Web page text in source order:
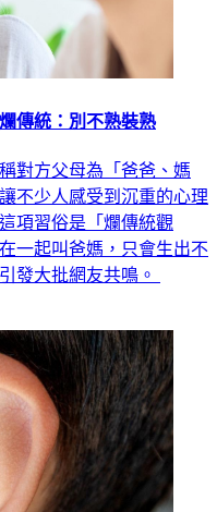
傳統：別不熟裝熟
對方父母為「爸爸、媽
不少人感受到沉重的心理
項習俗是「爛傳統觀
一起叫爸媽，只會生出不
發大批網友共鳴。